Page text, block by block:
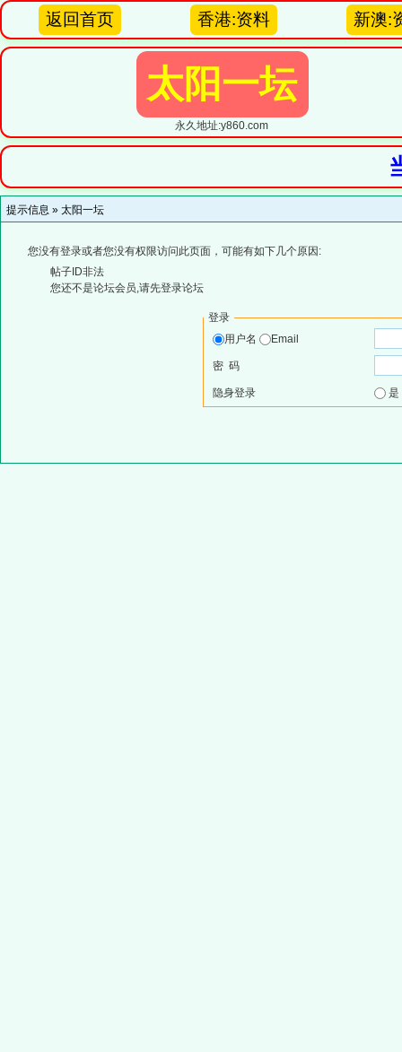
返回首页 香港:资料 新澳:
太阳一坛
永久地址:y860.com
提示信息 » 太阳一坛
您没有登录或者您没有权限访问此页面，可能有如下几个原因:
帖子ID非法
您还不是论坛会员,请先登录论坛
登录
用户名
Email
密 码
隐身登录